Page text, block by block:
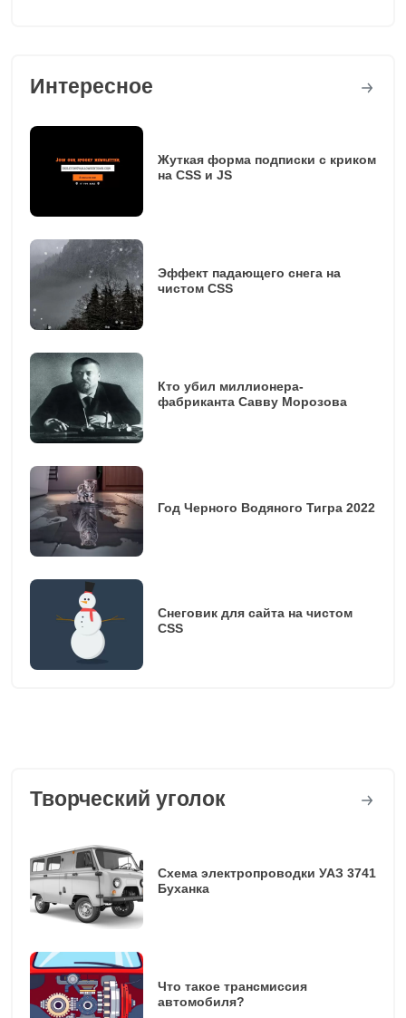
Интересное
Жуткая форма подписки с криком
на CSS и JS
Эффект падающего снега на
чистом CSS
Кто убил миллионера-
фабриканта Савву Морозова
Год Черного Водяного Тигра 2022
Снеговик для сайта на чистом
CSS
Творческий уголок
Схема электропроводки УАЗ 3741
Буханка
Что такое трансмиссия
автомобиля?